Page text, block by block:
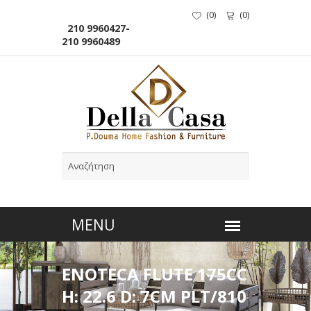
210 9960427-
210 9960489
(0) (0)
ENOTECA FLUTE 175CC
H: 22.6 D: 7CM PLT/810